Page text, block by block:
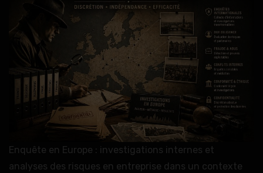
Enquête en Europe : investigations internes et
analyses des risques en entreprise dans un contexte